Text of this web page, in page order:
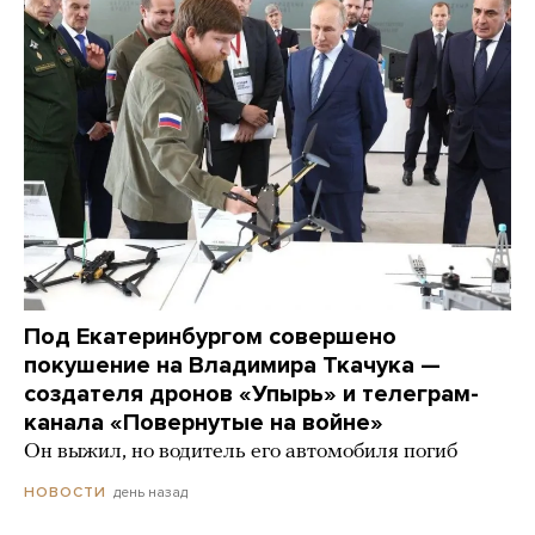
Под Екатеринбургом совершено
покушение на Владимира Ткачука —
создателя дронов «Упырь» и телеграм-
канала «Повернутые на войне»
Он выжил, но водитель его автомобиля погиб
НОВОСТИ день назад